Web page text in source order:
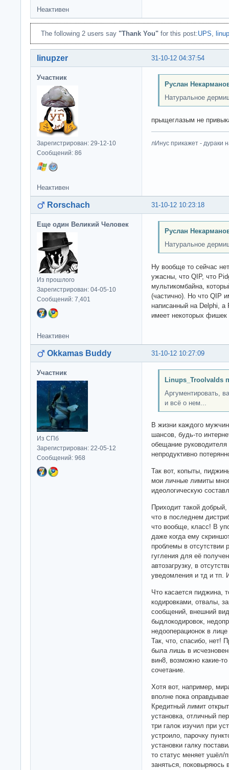
Неактивен
The following 2 users say "Thank You" for this post:UPS
31-10-12 04:37:54
linupzer
Участник
Зарегистрирован: 29-12-10
Сообщений: 86
Руслан
Натуральное
прыщеглазым не
лИнус прикажет - дураки
Неактивен
31-10-12 10:23:18
Rorschach
Еще один Великий Человек
Из прошлого
Зарегистрирован: 04-05-10
Сообщений: 7,401
Руслан
Натуральное
Ну вообще то сейчас
ужасны, что QIP, что
мультикомбайна,
(частично). Но что QIP
написанный на Delphi,
имеет некоторых фишек
Неактивен
31-10-12 10:27:09
Okkamas Buddy
Участник
Из СПб
Зарегистрирован: 22-05-12
Сообщений: 968
Linups_Troolvalds
Аргументировать,
и всё о нем...
В жизни каждого
шансов, будь-то
обещание
непродуктивно
Так вот, копыты,
мои личные лимиты
идеологическую
Приходит такой
что в последнем
что вообще, класс! В
даже когда ему
проблемы в отсутствии
гугления для её
автозагрузку, в
уведомления и тд и тп.
Что касается пиджина,
кодировками, отвалы,
сообщений, внешний
быдлокодировок,
недооперационок в
Так, что, спасибо, нет!
была лишь в
вин8, возможно какие-
сочетание.
Хотя вот, например,
вполне пока
Кредитный лимит
установка, отличный
три галок изучил при
устроило, парочку
установки галку
то статус меняет
заняться, поковыряюсь